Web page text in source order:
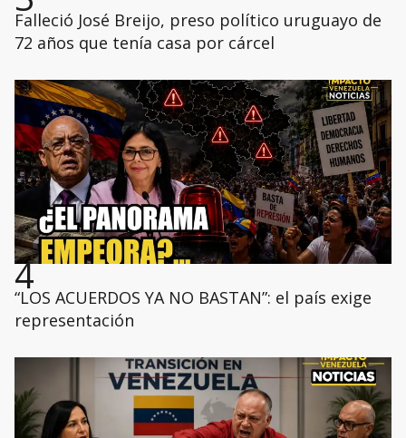
Falleció José Breijo, preso político uruguayo de
72 años que tenía casa por cárcel
4
“LOS ACUERDOS YA NO BASTAN”: el país exige
representación